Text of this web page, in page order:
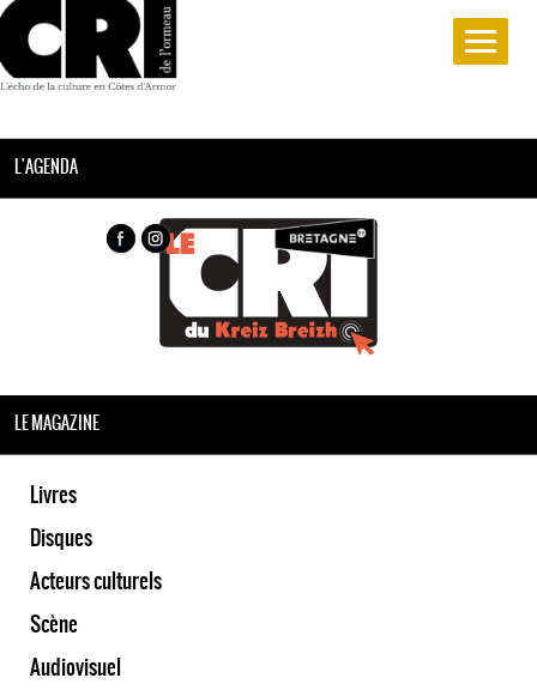
L'AGENDA
LE MAGAZINE
Livres
Disques
Acteurs culturels
Scène
Audiovisuel